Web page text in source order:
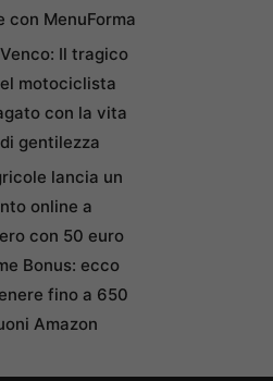
con MenuForma
Il tragico
motociclista
con la vita
gentilezza
lancia un
online a
con 50 euro
Bonus: ecco
fino a 650
Amazon